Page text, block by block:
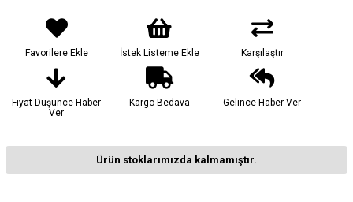
Favorilere Ekle İstek Listeme Ekle Karşılaştır
Fiyat Düşünce Haber
Ver
Kargo Bedava Gelince Haber Ver
Ürün stoklarımızda kalmamıştır.